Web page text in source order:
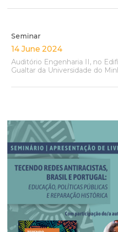
Seminar
14 June 2024
Auditório Engenharia II, no
Gualtar da Universidade do